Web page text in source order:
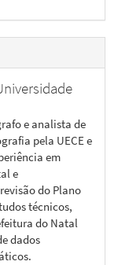
e analista de
pela UECE e
em
e
do Plano
técnicos,
do Natal
dados